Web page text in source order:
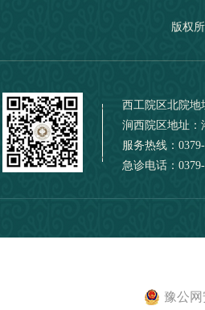
版权
西工院区北院地
涧西院区地址：
服务热线：
急诊电话：
豫公网